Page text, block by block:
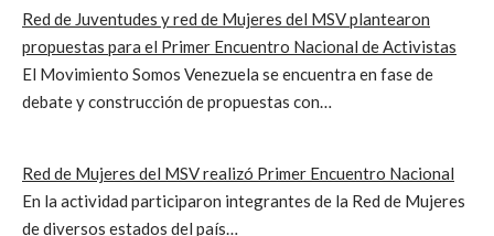
Red de Juventudes y red de Mujeres del MSV plantearon
propuestas para el Primer Encuentro Nacional de Activistas
El Movimiento Somos Venezuela se encuentra en fase de
debate y construcción de propuestas con…
Red de Mujeres del MSV realizó Primer Encuentro Nacional
En la actividad participaron integrantes de la Red de Mujeres
de diversos estados del país…